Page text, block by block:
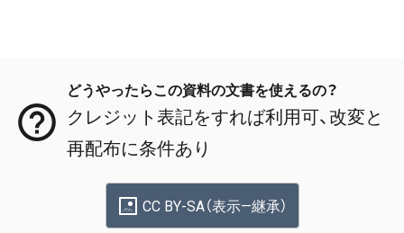
どうやったらこの資料の文書を使えるの？
クレジット表記をすれば利用可、改変と
再配布に条件あり
CC BY-SA（表示—継承）